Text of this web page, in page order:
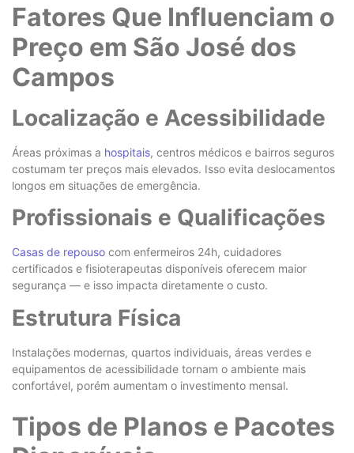
Fatores Que Influenciam o
Preço em São José dos
Campos
Localização e Acessibilidade
Áreas próximas a hospitais, centros médicos e bairros seguros
costumam ter preços mais elevados. Isso evita deslocamentos
longos em situações de emergência.
Profissionais e Qualificações
Casas de repouso com enfermeiros 24h, cuidadores
certificados e fisioterapeutas disponíveis oferecem maior
segurança — e isso impacta diretamente o custo.
Estrutura Física
Instalações modernas, quartos individuais, áreas verdes e
equipamentos de acessibilidade tornam o ambiente mais
confortável, porém aumentam o investimento mensal.
Tipos de Planos e Pacotes